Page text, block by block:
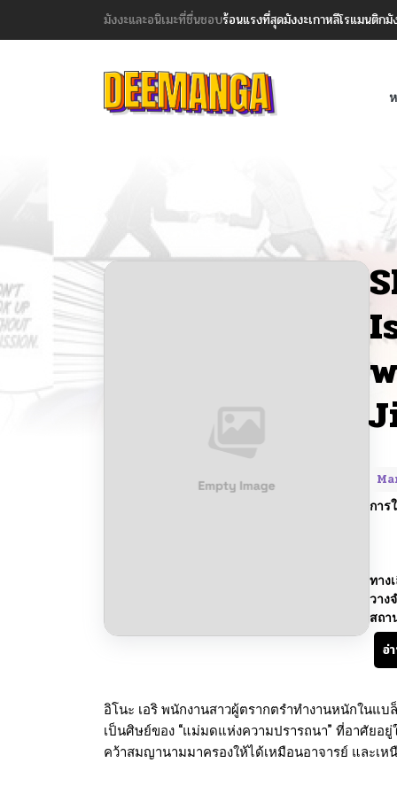
มังงะและอนิเมะที่ชื่นชอบร้อนแรงที่สุดมังงะเกาหลีโรแมนติกมั
การ
ทาง
วาง
สถา
อ่
อิโนะ เอริ พนักงานสาวผู้ตรากตรำทำงานหนักในแ
เป็นศิษย์ของ “แม่มดแห่งความปรารถนา” ที่อาศัยอ
คว้าสมญานามมาครองให้ได้เหมือนอาจารย์ และเ